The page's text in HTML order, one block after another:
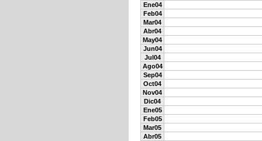
Ene04
Feb04
Mar04
Abr04
May04
Jun04
Jul04
Ago04
Sep04
Oct04
Nov04
Dic04
Ene05
Feb05
Mar05
Abr05